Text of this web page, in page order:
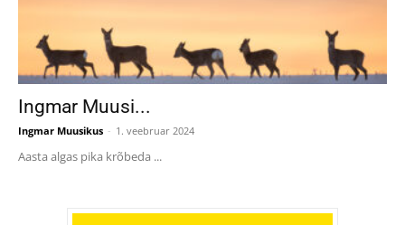
Ingmar Muusi...
Ingmar Muusikus - 1. veebruar 2024
Aasta algas pika krõbeda ...